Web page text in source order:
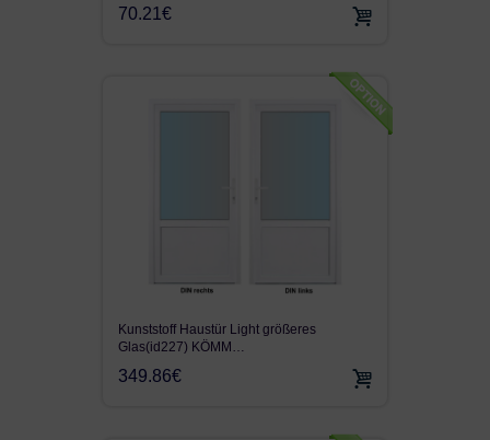
70.21€
Kunststoff Haustür Light größeres
Glas(id227) KÖMM…
349.86€